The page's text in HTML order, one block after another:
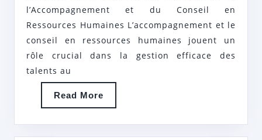
À
L’ACCOMPAGNEMENT
ET
AU
CONSEIL
l’Accompagnement et du Conseil en
Ressources Humaines L’accompagnement et le
conseil en ressources humaines jouent un
rôle crucial dans la gestion efficace des
talents au
Read More
More